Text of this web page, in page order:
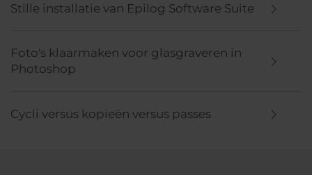
Stille installatie van Epilog Software Suite
Foto's klaarmaken voor glasgraveren in
Photoshop
Cycli versus kopieën versus passes